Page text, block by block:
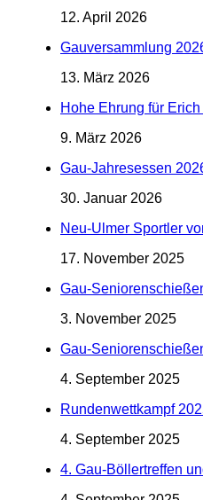
12. April 2026
Gauversammlung
13. März 2026
Hohe Ehrung für
9. März 2026
Gau-Jahresessen
30. Januar 2026
Neu-Ulmer Sportler
17. November 2025
Gau-
3. November 2025
Gau-
4. September 2025
Rundenwettkampf
4. September 2025
4. Gau-Böllertreffen